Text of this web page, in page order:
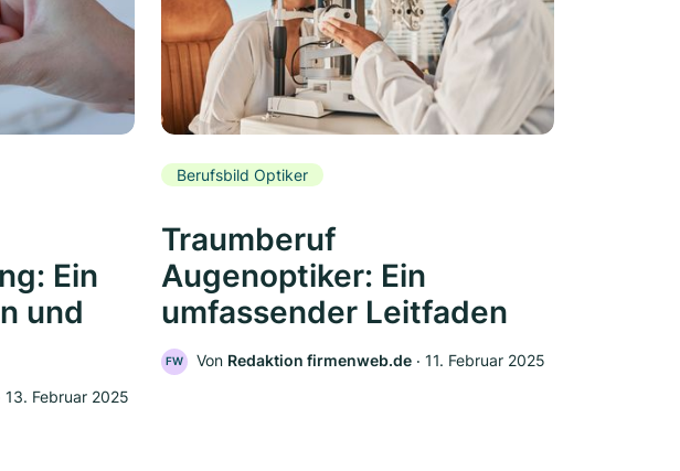
Ein
und
13. Februar 2025
Berufsbild Optiker
Traumberuf
Augenoptiker: Ein
umfassender Leitfaden
FW Von Redaktion firmenweb.de ‧ 11. Februar 2025